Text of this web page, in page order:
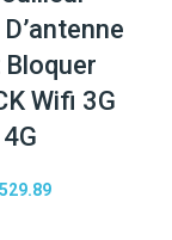
D’antenne
Bloquer
Wifi 3G
4G
529.89